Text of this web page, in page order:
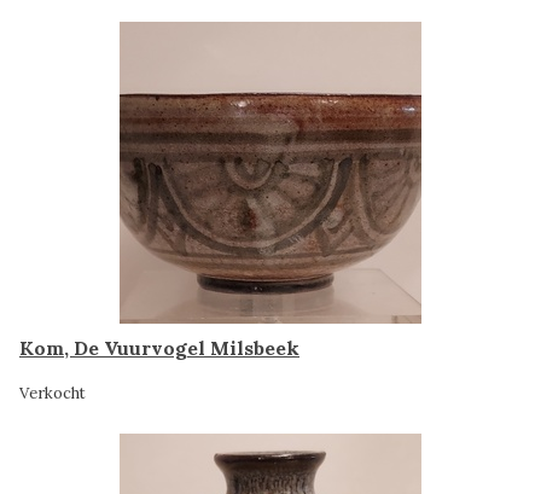
Kom, De Vuurvogel Milsbeek
Verkocht